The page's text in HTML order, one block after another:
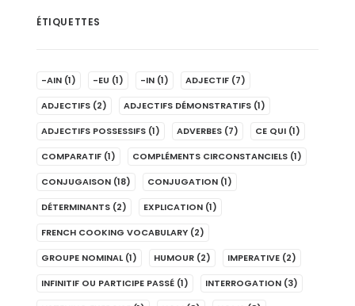
ÉTIQUETTES
-AIN (1) -EU (1) -IN (1) ADJECTIF (7)
ADJECTIFS (2) ADJECTIFS DÉMONSTRATIFS (1)
ADJECTIFS POSSESSIFS (1) ADVERBES (7) CE QUI (1)
COMPARATIF (1) COMPLÉMENTS CIRCONSTANCIELS (1)
CONJUGAISON (18) CONJUGATION (1)
DÉTERMINANTS (2) EXPLICATION (1)
FRENCH COOKING VOCABULARY (2)
GROUPE NOMINAL (1) HUMOUR (2) IMPERATIVE (2)
INFINITIF OU PARTICIPE PASSÉ (1) INTERROGATION (3)